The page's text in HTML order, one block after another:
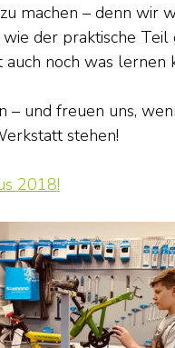
machen – denn wir
der praktische
noch was lernen
– und freuen uns,
stehen!
2018!